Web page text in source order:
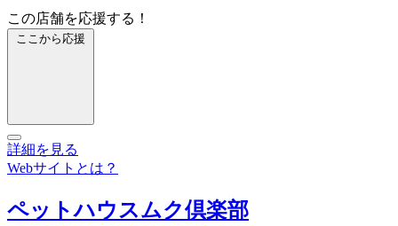
この店舗を応援する！
ここから応援
詳細を見る
Webサイトとは？
ペットハウスムク倶楽部